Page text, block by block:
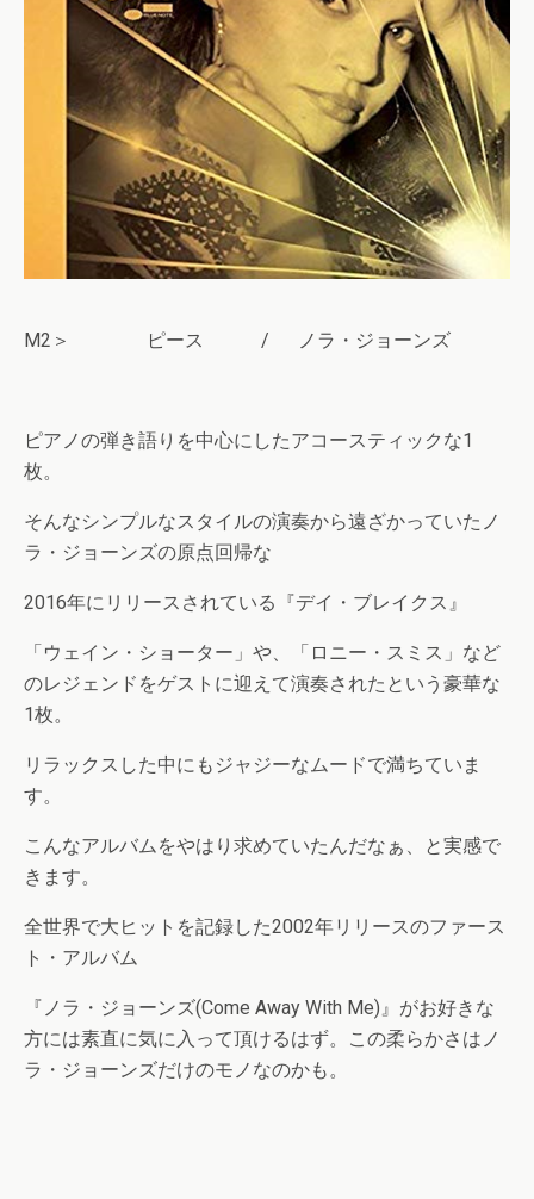
M2＞ ピース / ノラ・ジョーンズ
ピアノの弾き語りを中心にしたアコースティックな1
枚。
そんなシンプルなスタイルの演奏から遠ざかっていたノ
ラ・ジョーンズの原点回帰な
2016年にリリースされている『デイ・ブレイクス』
「ウェイン・ショーター」や、「ロニー・スミス」など
のレジェンドをゲストに迎えて演奏されたという豪華な
1枚。
リラックスした中にもジャジーなムードで満ちていま
す。
こんなアルバムをやはり求めていたんだなぁ、と実感で
きます。
全世界で大ヒットを記録した2002年リリースのファース
ト・アルバム
『ノラ・ジョーンズ(Come Away With Me)』がお好きな
方には素直に気に入って頂けるはず。この柔らかさはノ
ラ・ジョーンズだけのモノなのかも。